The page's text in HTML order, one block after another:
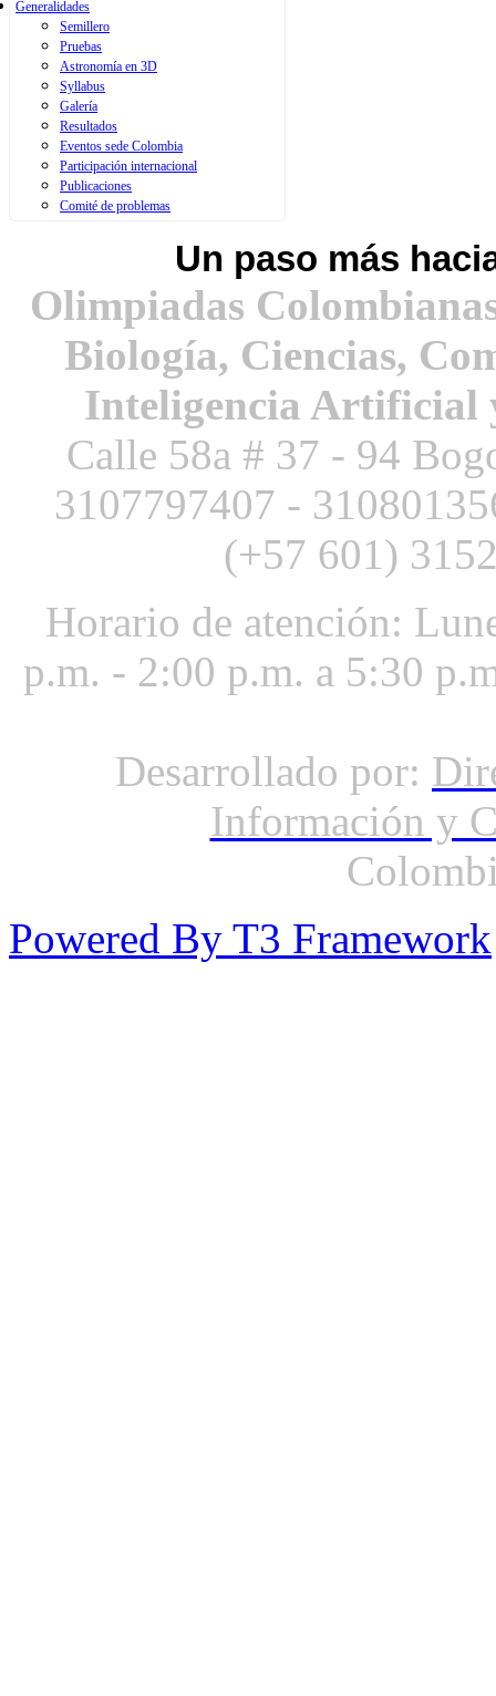
Generalidades
Semillero
Pruebas
Astronomía en 3D
Syllabus
Galería
Resultados
Últimos Resultados
Ganadores Olimpiada Nacional
Eventos sede Colombia
Participación internacional
Publicaciones
Comité de problemas
Un paso más
Olimpiadas
Biología, Ciencias,
Inteligencia Artificial
Calle 58a # 37 - 94
3107797407 -
(+57 601)
Horario de atención:
p.m. - 2:00 p.m. a 5:30
Desarrollado por:
Información y
Powered By T3 Framework